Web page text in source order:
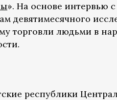
». На основе интервью
девятимесячного
торговли людьми в
республики